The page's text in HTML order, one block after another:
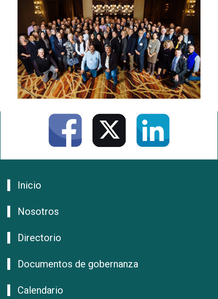
Inicio
Nosotros
Directorio
Documentos de gobernanza
Calendario